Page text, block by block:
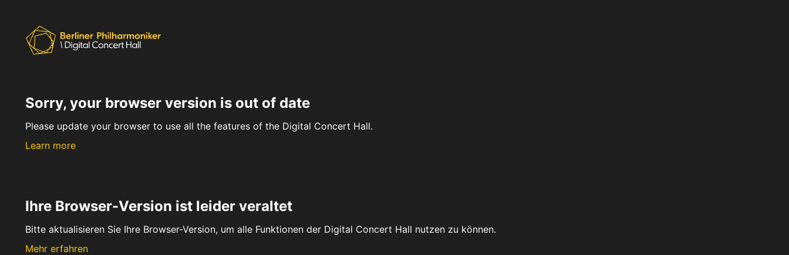
Sorry, your browser version is out of date
Please update your browser to use all the features of the Digital Concert Hall.
Learn more
Ihre Browser-Version ist leider veraltet
Bitte aktualisieren Sie Ihre Browser-Version, um alle Funktionen der Digital Concert Hall nutzen zu können.
Mehr erfahren